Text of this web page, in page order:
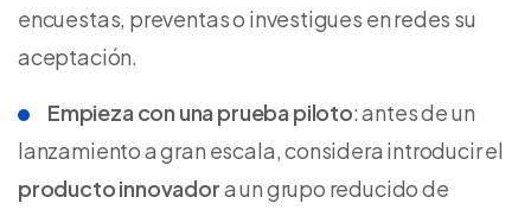
encuestas, preventas o investigues en redes su
aceptación.
Empieza con una prueba piloto: antes de un
lanzamiento a gran escala, considera introducir el
producto innovadora un grupo reducido de